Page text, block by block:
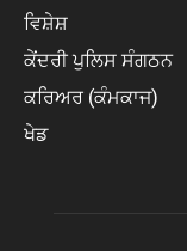
ਵਿਸ਼ੇਸ਼
ਕੇਂਦਰੀ ਪੁਲਿਸ ਸੰਗਠਨ
ਕਰਿਅਰ (ਕੰਮਕਾਜ)
ਖੇਡ